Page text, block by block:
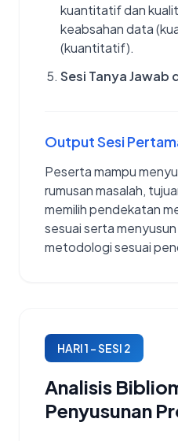
kuantitatif dan
keabsahan data
(kuantitatif).
Sesi Tanya Jawab
Output Sesi
Peserta mampu
rumusan masalah,
memilih pendekatan
sesuai serta
metodologi sesuai
HARI 1 – SESI 2
Analisis
Penyusunan